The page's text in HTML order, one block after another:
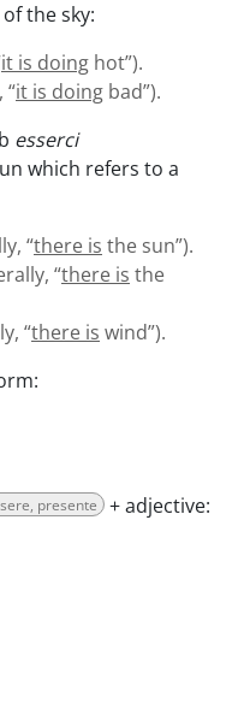
the sky:
it is doing hot”).
“it is doing bad”).
esserci
which refers to a
“there is the sun”).
“there is the
“there is wind”).
presente
+ adjective: